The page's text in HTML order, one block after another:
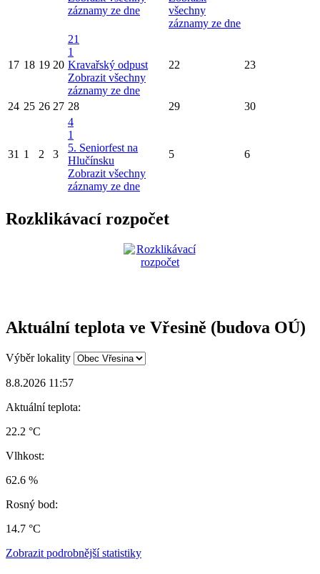
záznamy ze dne
všechny
záznamy ze dne
17 18 19 20
21
1
Kravařský odpust
Zobrazit všechny
záznamy ze dne
22 23
24 25 26 27 28 29 30
31 1 2 3
4
1
5. Seniorfest na
Hlučínsku
Zobrazit všechny
záznamy ze dne
5 6
Rozklikávací rozpočet
Aktuální teplota ve Vřesině (budova OÚ)
Výběr lokality
8.8.2026 11:57
Aktuální teplota:
22.2 °C
Vlhkost:
62.6 %
Rosný bod:
14.7 °C
Zobrazit podrobnější statistiky